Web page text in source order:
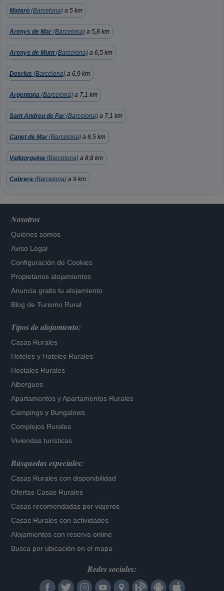
Mataró (Barcelona) a 5 km
Arenys de Mar (Barcelona) a 5,8 km
Arenys de Munt(Barcelona) a 6,5 km
Dosrius (Barcelona) a 6,9 km
Argentona (Barcelona) a 7,1 km
Sant Andreu de Far (Barcelona) a 7,1 km
Canet de Mar (Barcelona) a 8,5 km
Vallgorguina (Barcelona) a 8,8 km
Cabrera (Barcelona) a 9 km
Nosotros
Quiénes somos
Aviso Legal
Configuración de Cookies
Propietarios alojamientos
Anuncia gratis tu alojamiento
Blog de Turismo Rural
Tipos de alojamiento:
Casas Rurales
Hoteles y Hoteles Rurales
Hostales Rurales
Albergues
Apartamentos yApartamentos Rurales
Campings y Bungalows
Complejos Rurales
Viviendas turísticas
Búsquedas especiales:
Casas Rurales con disponibilidad
Ofertas Casas Rurales
Casas recomendadas por viajeros
Casas Rurales con actividades
Alojamientos con reserva online
Busca por ubicación en el mapa
Redes sociales: